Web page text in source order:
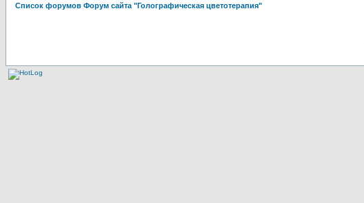
Список форумов Форум сайта "Голографическая цветотерапия"